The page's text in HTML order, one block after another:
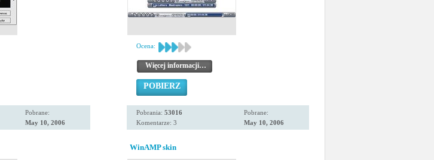
Pobrane:
May 10, 2006
Ocena:
Więcej informacji…
POBIERZ
Pobrania: 53016
Komentarze: 3
Pobrane:
May 10, 2006
WinAMP skin